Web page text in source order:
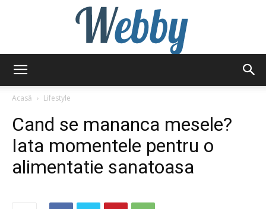
Acasă
Lifestyle
Cand se mananca mesele?
Iata momentele pentru o
alimentatie sanatoasa